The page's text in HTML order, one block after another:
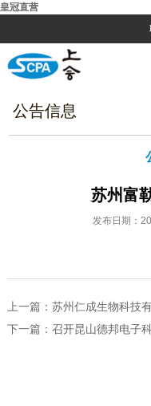
皇冠直营
公告信息
苏州富
发布日期：
上一篇： 苏州仁成生物科技
下一篇： 召开昆山德邦电子